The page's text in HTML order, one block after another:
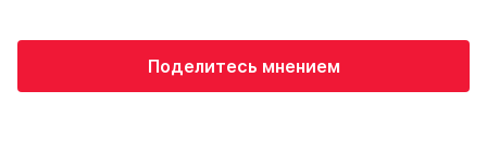
Поделитесь мнением